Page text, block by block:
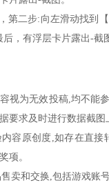
第二步:向左滑动找到
，有浮层卡片露出-截
视为无效投稿,均不能
要求及时进行数据截图
容原创度,如存在直
项。
卖和交换,包括游戏账